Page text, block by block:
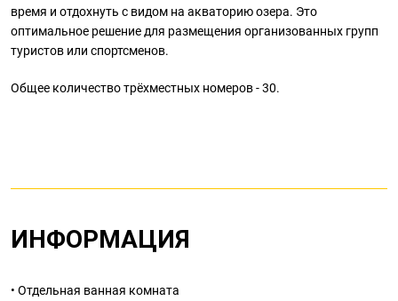
время и отдохнуть с видом на акваторию озера. Это
оптимальное решение для размещения организованных групп
туристов или спортсменов.
Общее количество трёхместных номеров - 30.
ИНФОРМАЦИЯ
• Отдельная ванная комната